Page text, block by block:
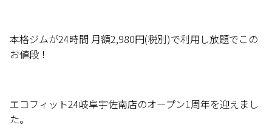
本格ジムが24時間 月額2,980円(税別)で利用し放題でこの
お値段！
エコフィット24岐阜宇佐南店のオープン1周年を迎えまし
た。